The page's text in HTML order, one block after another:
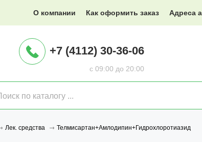
info@XXX.ru
О компании Как оформить заказ Адреса
с 09:00 до 20:00
+7 (4112) 30-36-06
Лек. средства Телмисартан+Амлодипин+Гидрохлоротиазид